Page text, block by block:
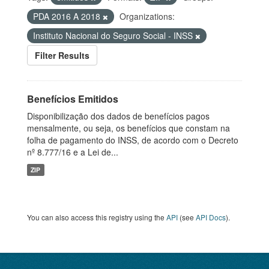
PDA 2016 A 2018
Organizations:
Instituto Nacional do Seguro Social - INSS
Filter Results
Benefícios Emitidos
Disponibilização dos dados de benefícios pagos
mensalmente, ou seja, os benefícios que constam na
folha de pagamento do INSS, de acordo com o Decreto
nº 8.777/16 e a Lei de...
ZIP
You can also access this registry using the API (see API Docs).